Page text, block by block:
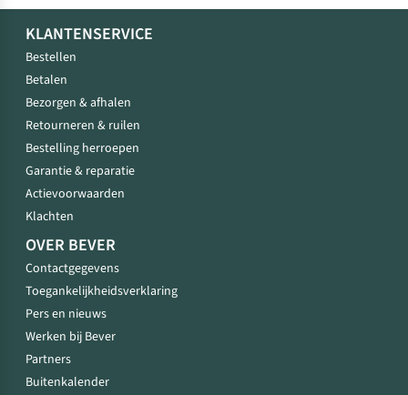
KLANTENSERVICE
Bestellen
Betalen
Bezorgen & afhalen
Retourneren & ruilen
Bestelling herroepen
Garantie & reparatie
Actievoorwaarden
Klachten
OVER BEVER
Contactgegevens
Toegankelijkheidsverklaring
Pers en nieuws
Werken bij Bever
Partners
Buitenkalender